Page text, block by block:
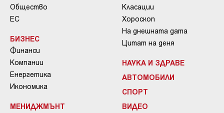
Общество
ЕС
БИЗНЕС
Финанси
Компании
Енергетика
Икономика
МЕНИДЖМЪНТ
Класации
Хороскоп
На днешната дата
Цитат на деня
НАУКА И ЗДРАВЕ
АВТОМОБИЛИ
СПОРТ
ВИДЕО